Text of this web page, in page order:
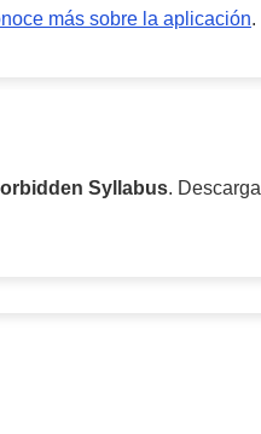
más sobre la aplicación.
Syllabus. Descarga